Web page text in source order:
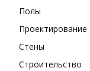
Полы
Проектирование
Стены
Строительство